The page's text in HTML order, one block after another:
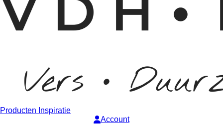
Producten Inspiratie
Account